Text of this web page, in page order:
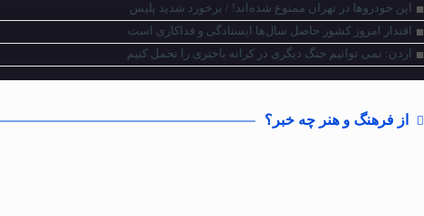
این خودروها در تهران ممنوع شده‌اند! / برخورد شدید پلیس
اقتدار امروز کشور حاصل سال‌ها ایستادگی و فداکاری است
اردن: نمی توانیم جنگ دیگری در کرانه باختری را تحمل کنیم
از فرهنگ و هنر چه خبر؟